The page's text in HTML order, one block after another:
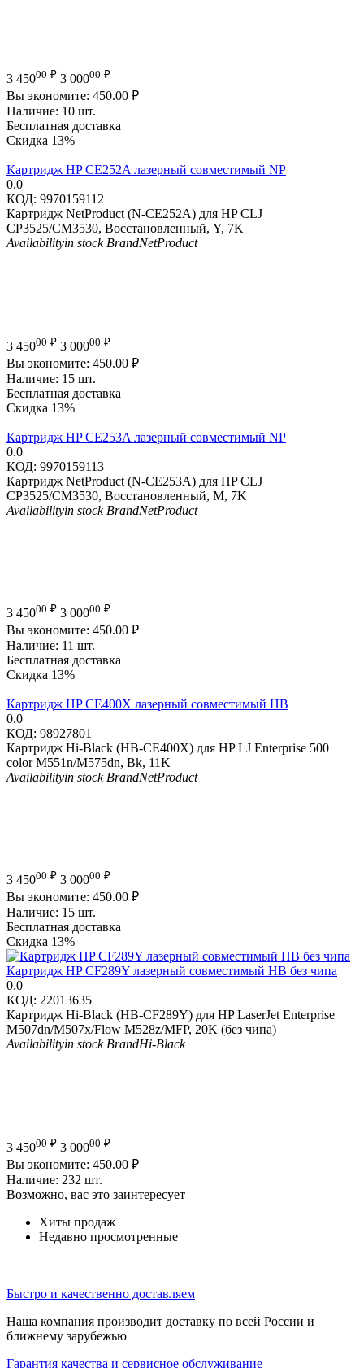
3 45000 ₽ 3 00000 ₽
Вы экономите: 450.00 ₽
Наличие: 10 шт.
Бесплатная доставка
Скидка 13%
Картридж HP CE252A лазерный совместимый NP
0.0
КОД: 9970159112
Картридж NetProduct (N-CE252A) для HP CLJ
CP3525/CM3530, Восстановленный, Y, 7K
Availabilityin stock BrandNetProduct
3 45000 ₽ 3 00000 ₽
Вы экономите: 450.00 ₽
Наличие: 15 шт.
Бесплатная доставка
Скидка 13%
Картридж HP CE253A лазерный совместимый NP
0.0
КОД: 9970159113
Картридж NetProduct (N-CE253A) для HP CLJ
CP3525/CM3530, Восстановленный, M, 7K
Availabilityin stock BrandNetProduct
3 45000 ₽ 3 00000 ₽
Вы экономите: 450.00 ₽
Наличие: 11 шт.
Бесплатная доставка
Скидка 13%
Картридж HP CE400X лазерный совместимый HB
0.0
КОД: 98927801
Картридж Hi-Black (HB-CE400X) для HP LJ Enterprise 500
color M551n/M575dn, Bk, 11K
Availabilityin stock BrandNetProduct
3 45000 ₽ 3 00000 ₽
Вы экономите: 450.00 ₽
Наличие: 15 шт.
Бесплатная доставка
Скидка 13%
Картридж HP CF289Y лазерный совместимый HB без чипа
0.0
КОД: 22013635
Картридж Hi-Black (HB-CF289Y) для HP LaserJet Enterprise
M507dn/M507x/Flow M528z/MFP, 20K (без чипа)
Availabilityin stock BrandHi-Black
3 45000 ₽ 3 00000 ₽
Вы экономите: 450.00 ₽
Наличие: 232 шт.
Возможно, вас это заинтересует
Хиты продаж
Недавно просмотренные
Быстро и качественно доставляем
Наша компания производит доставку по всей России и
ближнему зарубежью
Гарантия качества и сервисное обслуживание